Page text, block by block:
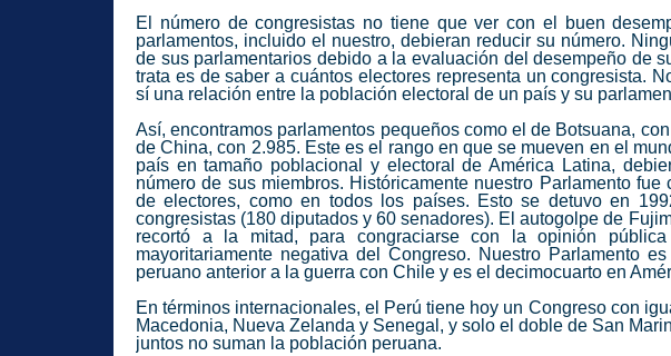
El número de congresistas no tiene que ver con el buen
parlamentos, incluido el nuestro, debieran reducir su número.
de sus parlamentarios debido a la evaluación del desempeño de
trata es de saber a cuántos electores representa un congresista.
sí una relación entre la población electoral de un país y su
Así, encontramos parlamentos pequeños como el de Botsuana,
de China, con 2.985. Este es el rango en que se mueven en el
país en tamaño poblacional y electoral de América Latina,
número de sus miembros. Históricamente nuestro Parlamento
de electores, como en todos los países. Esto se detuvo en
congresistas (180 diputados y 60 senadores). El autogolpe de
recortó a la mitad, para congraciarse con la opinión
mayoritariamente negativa del Congreso. Nuestro Parlamento
peruano anterior a la guerra con Chile y es el decimocuarto en
En términos internacionales, el Perú tiene hoy un Congreso con
Macedonia, Nueva Zelanda y Senegal, y solo el doble de San
juntos no suman la población peruana.